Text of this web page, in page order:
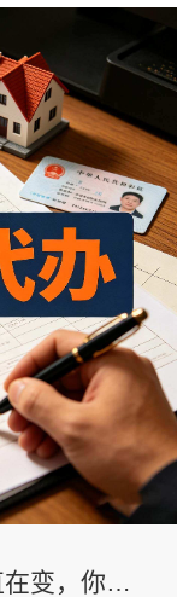
辽源公积金代办：政策一直在变，你需要有人帮你盯着